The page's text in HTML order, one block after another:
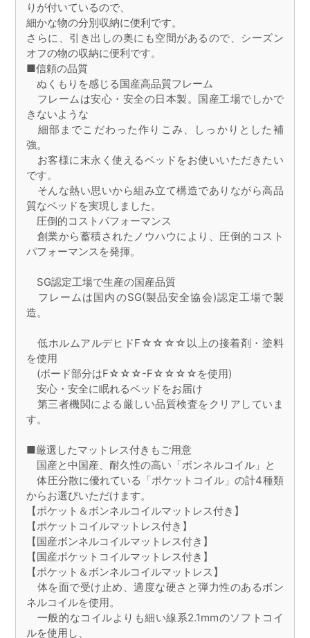
りが付いているので、
細かな物の分別収納に便利です。
さらに、引き出しの奥にも空間があるので、シーズン
オフの物の収納に便利です。
■信頼の品質
ぬくもりを感じる国産高品質フレーム
フレームは安心・安全の日本製。国産工場でしかで
きないような
細部までこだわった作りこみ、しっかりとした補
強。
お客様に末永く使えるベッドをお使いいただきたい
です。
そんな熱い思いから組み立て構造でありながら高品
質なベッドを実現しました。
圧倒的コストパフォーマンス
創業から蓄積されたノウハウにより、圧倒的コスト
パフォーマンスを発揮。
SG認定工場で生産の国産品質
フレームは国内のSG(製品安全協会)認定工場で製
造。
低ホルムアルデヒドF☆☆☆☆以上の接着剤・塗料
を使用
(ボード部分はF☆☆☆-F☆☆☆☆を使用)
安心・安全に眠れるベッドをお届け
第三者機関による厳しい品質検査をクリアしていま
す。
■厳選したマットレス付きもご用意
国産と中国産、耐久性の高い「ボンネルコイル」と
体圧分散に優れている「ポケットコイル」の計4種類
からお選びいただけます。
【ポケット＆ボンネルコイルマットレス付き】
【ポケットコイルマットレス付き】
【国産ボンネルコイルマットレス付き】
【国産ポケットコイルマットレス付き】
【ポケット＆ボンネルコイルマットレス】
体を面で受け止め、適度な硬さと弾力性のあるボン
ネルコイルを使用。
一般的なコイルよりも細い線系2.1mmのソフトコイ
ルを使用し、